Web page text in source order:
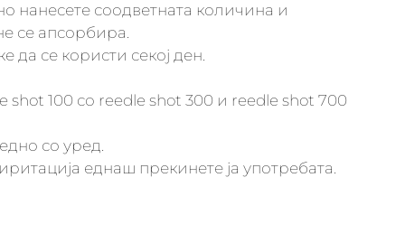
нанесете соодветната количина и
се апсорбира.
да се користи секој ден.
shot 100 со reedle shot 300 и reedle shot 700
со уред.
еднаш прекинете ја употребата.